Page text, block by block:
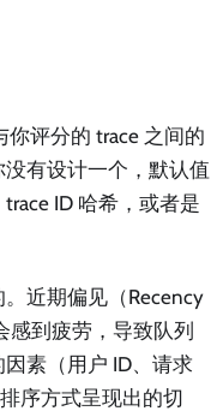
评分的 trace 之间的
有设计一个，默认值
ID 哈希，或者是
近期偏见（Recency
感到疲劳，导致队列
素（用户 ID、请求
序方式呈现出的切